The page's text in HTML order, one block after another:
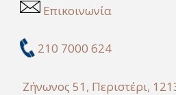
Επικοινωνία
210 7000 624
Ζήνωνος 51, Περιστέρι,